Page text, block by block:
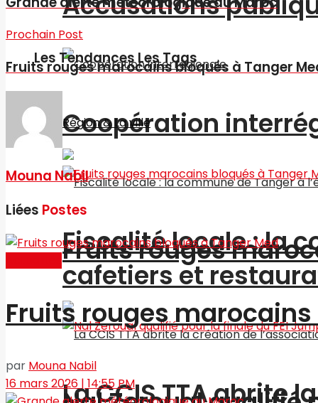
Coopération
Fiscalité locale : la
cafetiers et
La CCIS TTA abrite
Les Tendances Les Tags
Région & La ville
Fruits rouges
Prochain Post
Fruits rouges marocains bloqués à Tanger
Mouna Nabil
Liées Postes
Fruits rouges
par Mouna Nabil
16 mars 2026 | 14:55 PM